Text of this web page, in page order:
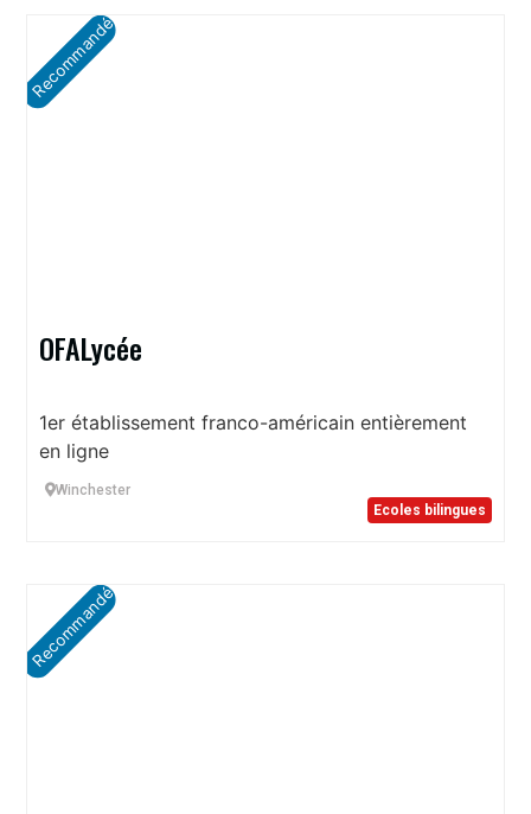
Recommandé
OFALycée
1er établissement franco-américain entièrement
en ligne
Winchester
Ecoles bilingues
Recommandé